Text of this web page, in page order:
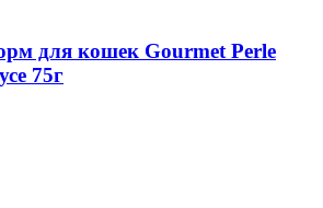
для кошек Gourmet Perle
75г